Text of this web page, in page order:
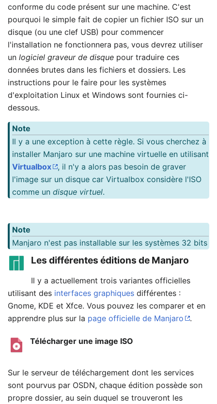
conforme du code présent sur une machine. C'est
pourquoi le simple fait de copier un fichier ISO sur un
disque (ou une clef USB) pour commencer
l'installation ne fonctionnera pas, vous devrez utiliser
un logiciel graveur de disque pour traduire ces
données brutes dans les fichiers et dossiers. Les
instructions pour le faire pour les systèmes
d'exploitation Linux et Windows sont fournies ci-
dessous.
Note
Il y a une exception à cette règle. Si vous cherchez à
installer Manjaro sur une machine virtuelle en utilisant
Virtualbox
, il n'y a alors pas besoin de graver
l'image sur un disque car Virtualbox considère l'ISO
comme un disque virtuel.
Note
Manjaro n'est pas installable sur les systèmes 32 bits
Les différentes éditions de Manjaro
Il y a actuellement trois variantes officielles
utilisant des interfaces graphiques différentes :
Gnome, KDE et Xfce. Vous pouvez les comparer et en
apprendre plus sur la page officielle de Manjaro .
Télécharger une image ISO
Sur le serveur de téléchargement dont les services
sont pourvus par OSDN, chaque édition possède son
propre dossier, au sein duquel se trouveront les